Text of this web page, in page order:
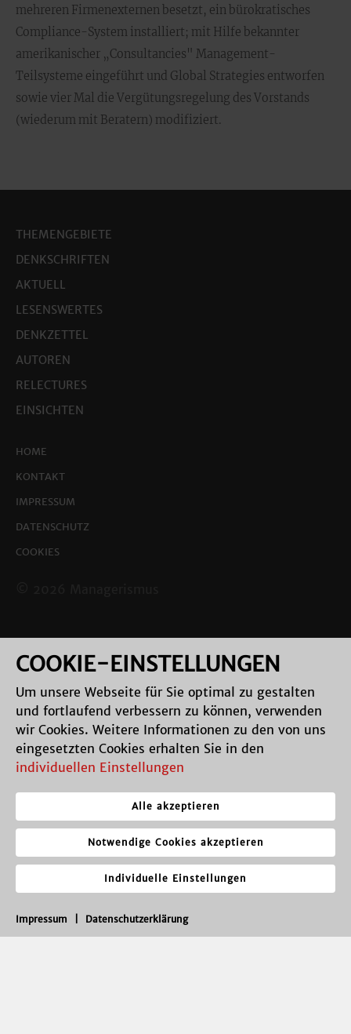
mehreren Firmenexternen besetzt, ein bürokratisches
Compliance-System installiert; mit Hilfe bekannter
amerikanischer „Consultancies" Management-
Teilsysteme eingeführt und Global Strategies entworfen
sowie vier Mal die Vergütungsregelung des Vorstands
(wiederum mit Beratern) modifiziert.
THEMENGEBIETE
DENKSCHRIFTEN
AKTUELL
LESENSWERTES
DENKZETTEL
AUTOREN
RELECTURES
EINSICHTEN
HOME
KONTAKT
IMPRESSUM
DATENSCHUTZ
COOKIES
COOKIE-EINSTELLUNGEN
Um unsere Webseite für Sie optimal zu gestalten
und fortlaufend verbessern zu können, verwenden
wir Cookies. Weitere Informationen zu den von uns
eingesetzten Cookies erhalten Sie in den
individuellen Einstellungen
Alle akzeptieren
Notwendige Cookies akzeptieren
Impressum Datenschutzerklärung
Individuelle Einstellungen